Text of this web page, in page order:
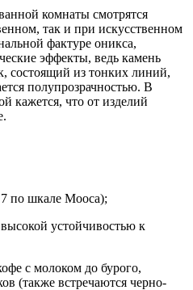
комнаты смотрятся
так и при искусственном
фактуре оникса,
эффекты, ведь камень
состоящий из тонких линий,
полупрозрачностью. В
кажется, что от изделий
7 по шкале Мооса);
устойчивостью к
с молоком до бурого,
(также встречаются черно-